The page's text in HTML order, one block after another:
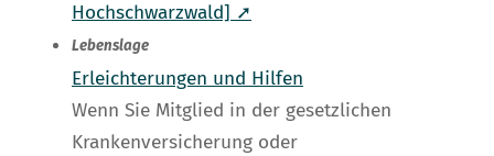
Hochschwarzwald] ➚
Lebenslage
Erleichterungen und Hilfen
Wenn Sie Mitglied in der gesetzlichen
Krankenversicherung oder